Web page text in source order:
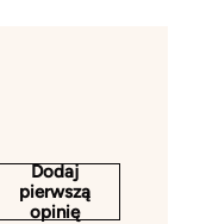
Dodaj
pierwszą
opinię